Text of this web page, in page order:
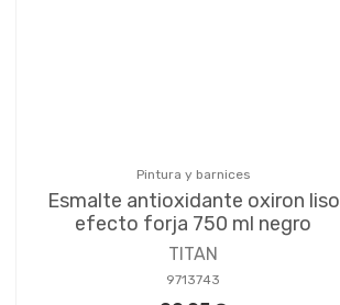
Pintura y barnices
Esmalte antioxidante oxiron liso
efecto forja 750 ml negro
TITAN
9713743